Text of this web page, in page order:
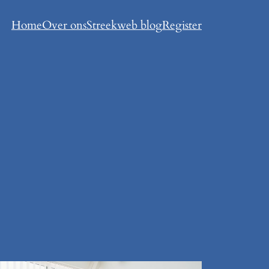
HomeOver onsStreekweb blogRegister